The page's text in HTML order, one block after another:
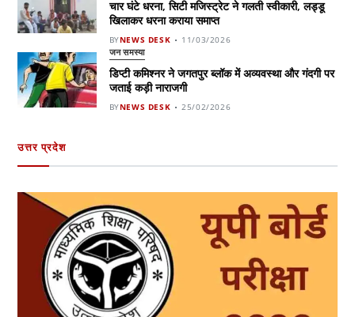
चार घंटे धरना, सिटी मजिस्ट्रेट ने गलती स्वीकारी, लड्डू
खिलाकर धरना कराया समाप्त
BYNEWS DESK 11/03/2026
जन समस्या
डिप्टी कमिश्नर ने जगतपुर ब्लॉक में अव्यवस्था और गंदगी पर
जताई कड़ी नाराजगी
BYNEWS DESK 25/02/2026
उत्तर प्रदेश